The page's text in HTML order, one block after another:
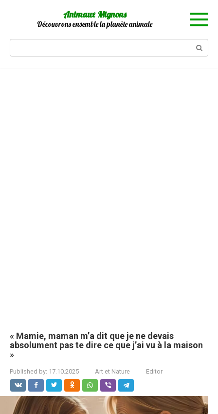
Animaux Mignons
Découvrons ensemble la planète animale
« Mamie, maman m’a dit que je ne devais
absolument pas te dire ce que j’ai vu à la maison
»
Published by: 17.10.2025 Art et Nature Editor